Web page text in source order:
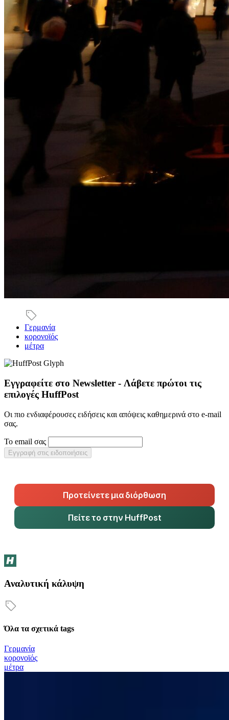
Γερμανία
κορονοϊός
μέτρα
Εγγραφείτε στο Newsletter - Λάβετε πρώτοι τις
επιλογές HuffPost
Οι πιο ενδιαφέρουσες ειδήσεις και απόψεις καθημερινά στο e-mail
σας.
Το email σας
Εγγραφή στις ειδοποιήσεις
Προτείνετε μια διόρθωση
Πείτε το στην HuffPost
Αναλυτική κάλυψη
Όλα τα σχετικά tags
Γερμανία
κορονοϊός
μέτρα